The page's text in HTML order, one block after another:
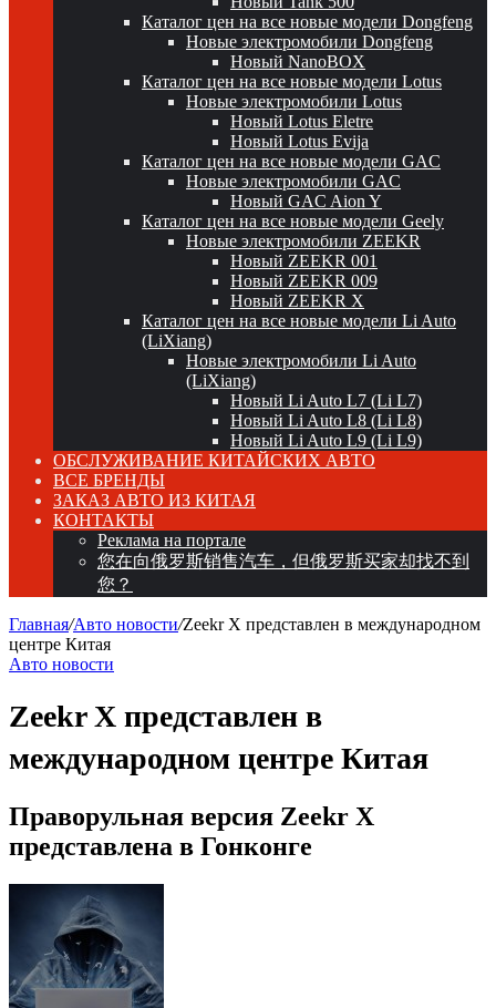
Каталог цен на все новые модели Dongfeng
Новые электромобили Dongfeng
Новый NanoBOX
Каталог цен на все новые модели Lotus
Новые электромобили Lotus
Новый Lotus Eletre
Новый Lotus Evija
Каталог цен на все новые модели GAC
Новые электромобили GAC
Новый GAC Aion Y
Каталог цен на все новые модели Geely
Новые электромобили ZEEKR
Новый ZEEKR 001
Новый ZEEKR 009
Новый ZEEKR X
Каталог цен на все новые модели Li Auto
(LiXiang)
Новые электромобили Li Auto
(LiXiang)
Новый Li Auto L7 (Li L7)
Новый Li Auto L8 (Li L8)
Новый Li Auto L9 (Li L9)
ОБСЛУЖИВАНИЕ КИТАЙСКИХ АВТО
ВСЕ БРЕНДЫ
ЗАКАЗ АВТО ИЗ КИТАЯ
КОНТАКТЫ
Реклама на портале
您在向俄罗斯销售汽车，但俄罗斯买家却找不到
您？
Главная/Авто новости/Zeekr X представлен в международном
центре Китая
Авто новости
Zeekr X представлен в
международном центре Китая
Праворульная версия Zeekr X
представлена в Гонконге